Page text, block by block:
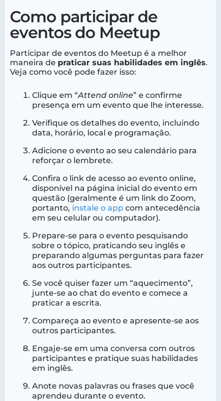
Como participar de
eventos do Meetup
Participar de eventos do Meetup é a melhor
maneira de praticar suas habilidades em inglês.
Veja como você pode fazer isso:
Clique em “Attend online” e confirme
presença em um evento que lhe interesse.
Verifique os detalhes do evento, incluindo
data, horário, local e programação.
Adicione o evento ao seu calendário para
reforçar o lembrete.
Confira o link de acesso ao evento online,
disponível na página inicial do evento em
questão (geralmente é um link do Zoom,
portanto, instale o app com antecedência
em seu celular ou computador).
Prepare-se para o evento pesquisando
sobre o tópico, praticando seu inglês e
preparando algumas perguntas para fazer
aos outros participantes.
Se você quiser fazer um “aquecimento”,
junte-se ao chat do evento e comece a
praticar a escrita.
Compareça ao evento e apresente-se aos
outros participantes.
Engaje-se em uma conversa com outros
participantes e pratique suas habilidades
em inglês.
Anote novas palavras ou frases que você
aprendeu durante o evento.